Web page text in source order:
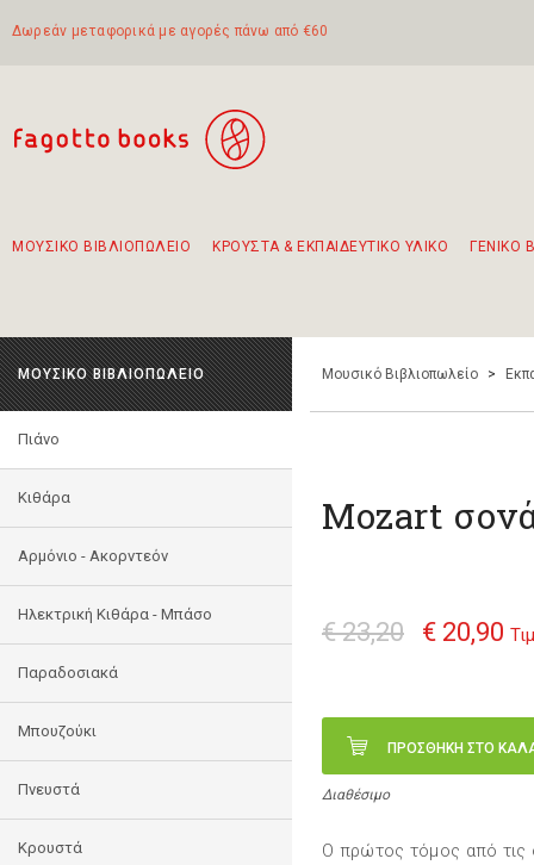
Δωρεάν μεταφορικά με αγορές πάνω από €60
ΜΟΥΣΙΚΟ ΒΙΒΛΙΟΠΩΛΕΙΟ ΚΡΟΥΣΤΑ & ΕΚΠΑΙΔΕΥΤΙΚΟ ΥΛΙΚΟ ΓΕΝΙΚΟ
ΜΟΥΣΙΚΟ ΒΙΒΛΙΟΠΩΛΕΙΟ
Πιάνο
Κιθάρα
Αρμόνιο - Ακορντεόν
Ηλεκτρική Κιθάρα - Μπάσο
Παραδοσιακά
Μπουζούκι
Πνευστά
Κρουστά
Μουσικό Βιβλιοπωλείο >
Mozart
€ 23,20 € 20,90
ΠΡΟΣΘΗΚΗ ΣΤΟ
Διαθέσιμο
Ο πρώτος τόμος από